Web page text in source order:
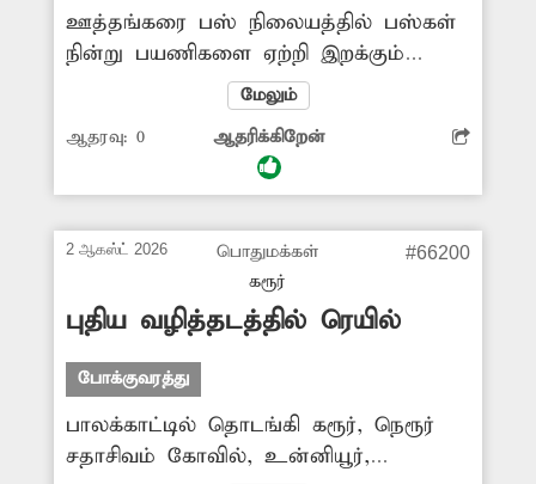
போக்குவரத்து விதிகளை மீறும் வாகன
ஓட்டிகள் மீது போலீசார் கடும்
நடவடிக்கை எடுக்க வேண்டும்.
ஊத்தங்கரை பஸ் நிலையத்தில் பஸ்கள்
நின்று பயணிகளை ஏற்றி இறக்கும்
இடத்தில் இருசக்கர வாகனங்கள் அதிக
அளவில் நிறுத்தப்படுகின்றன. இதனால்
பஸ்கள் பஸ் நிலையத்துக்கு உள்ளே
வராமல் வெளியே நின்று செல்லும்
கடும் சிரமப்பட்டு செல்கின்றனர். எனவே
பஸ் நிலையத்திற்குள் இருசக்கர
வாகனங்கள் நிறுத்துவதை தடுக்க
பேரூராட்சி நிர்வாகம் நடவடிக்கை எடுக்க
வேண்டும்.
மேலும்
ஆதரவு: 0 ஆதரிக்கிறேன்
2 ஆகஸ்ட் 2026
பொதுமக்கள்
கரூர்
#66200
புதிய வழித்தடத்தில் ரெயில்
போக்குவரத்து
பாலக்காட்டில் தொடங்கி கரூர், நெரூர்
சதாசிவம் கோவில், உன்னியூர்,